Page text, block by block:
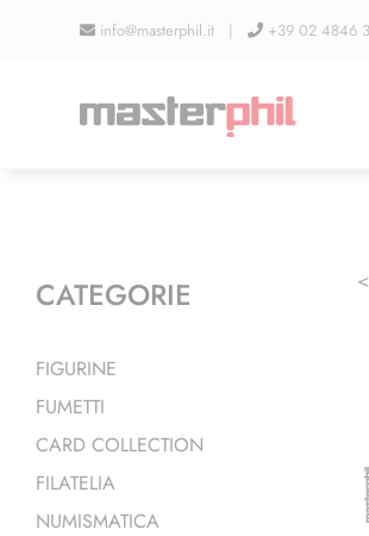
info@masterphil.it | +39 02 4846
CATEGORIE
FIGURINE
FUMETTI
CARD COLLECTION
FILATELIA
NUMISMATICA